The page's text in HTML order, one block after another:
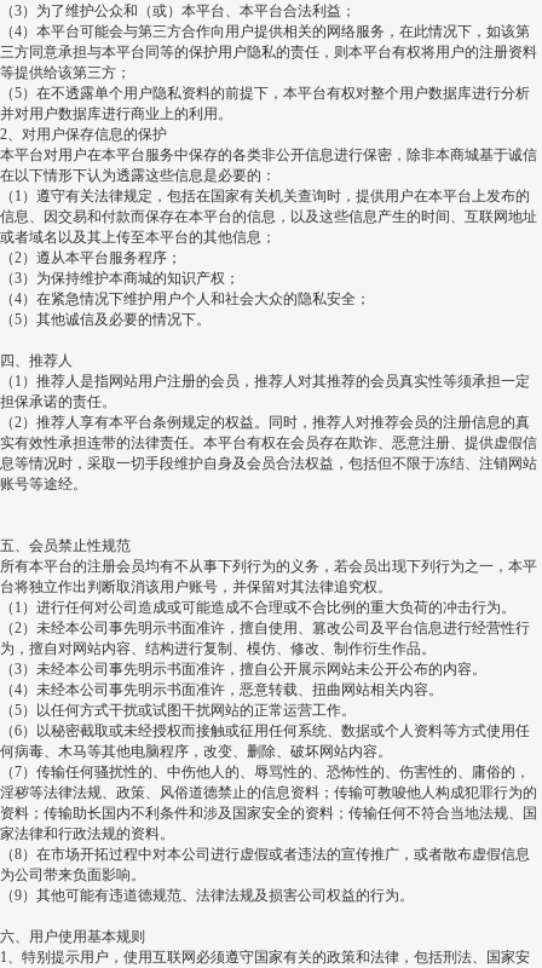
（3）为了维护公众和（或）本平台、本平台合法利益；
（4）本平台可能会与第三方合作向用户提供相关的网络服务，在此情况下，如该第
三方同意承担与本平台同等的保护用户隐私的责任，则本平台有权将用户的注册资料
等提供给该第三方；
（5）在不透露单个用户隐私资料的前提下，本平台有权对整个用户数据库进行分析
并对用户数据库进行商业上的利用。
2、对用户保存信息的保护
本平台对用户在本平台服务中保存的各类非公开信息进行保密，除非本商城基于诚信
在以下情形下认为透露这些信息是必要的：
（ 1 ）遵守有关法律规定，包括在国家有关机关查询时，提供用户在本平台上发布的
信息、因交易和付款而保存在本平台的信息，以及这些信息产生的时间、互联网地址
或者域名以及其上传至本平台的其他信息；
（2）遵从本平台服务程序；
（3）为保持维护本商城的知识产权；
（4）在紧急情况下维护用户个人和社会大众的隐私安全；
（5）其他诚信及必要的情况下。
四、推荐人
（ 1 ）推荐人是指网站用户注册的会员，推荐人对其推荐的会员真实性等须承担一定
担保承诺的责任。
（2）推荐人享有本平台条例规定的权益。同时，推荐人对推荐会员的注册信息的真
实有效性承担连带的法律责任。本平台有权在会员存在欺诈、恶意注册、提供虚假信
息等情况时，采取一切手段维护自身及会员合法权益，包括但不限于冻结、注销网站
账号等途经。
五、会员禁止性规范
所有本平台的注册会员均有不从事下列行为的义务，若会员出现下列行为之一，本平
台将独立作出判断取消该用户账号，并保留对其法律追究权。
（ 1 ）进行任何对公司造成或可能造成不合理或不合比例的重大负荷的冲击行为。
（2）未经本公司事先明示书面准许，擅自使用、篡改公司及平台信息进行经营性行
为，擅自对网站内容、结构进行复制、模仿、修改、制作衍生作品。
（3）未经本公司事先明示书面准许，擅自公开展示网站未公开公布的内容。
（4）未经本公司事先明示书面准许，恶意转载、扭曲网站相关内容。
（5）以任何方式干扰或试图干扰网站的正常运营工作。
（6）以秘密截取或未经授权而接触或征用任何系统、数据或个人资料等方式使用任
何病毒、木马等其他电脑程序，改变、删除、破坏网站内容。
（7）传输任何骚扰性的、中伤他人的、辱骂性的、恐怖性的、伤害性的、庸俗的，
淫秽等法律法规、政策、风俗道德禁止的信息资料；传输可教唆他人构成犯罪行为的
资料；传输助长国内不利条件和涉及国家安全的资料；传输任何不符合当地法规、国
家法律和行政法规的资料。
（8）在市场开拓过程中对本公司进行虚假或者违法的宣传推广，或者散布虚假信息
为公司带来负面影响。
（9）其他可能有违道德规范、法律法规及损害公司权益的行为。
六、用户使用基本规则
1、特别提示用户，使用互联网必须遵守国家有关的政策和法律，包括刑法、国家安